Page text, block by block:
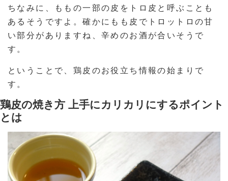
ちなみに、ももの一部の皮をトロ皮と呼ぶことも
あるそうですよ。確かにもも皮でトロットロの甘
い部分がありますね、辛めのお酒が合いそうで
す。
ということで、鶏皮のお役立ち情報の始まりで
す。
鶏皮の焼き方 上手にカリカリにするポイント
とは